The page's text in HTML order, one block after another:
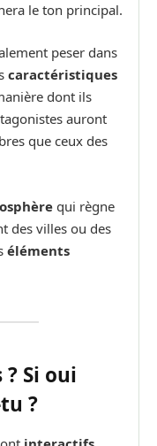
le ton principal.
peser dans
caractéristiques
dont ils
auront
que ceux des
qui règne
des villes ou des
éléments
Si oui
?